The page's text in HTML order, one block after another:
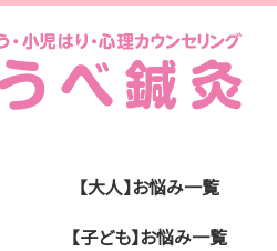
【大人】お悩み一覧
【子ども】お悩み一覧